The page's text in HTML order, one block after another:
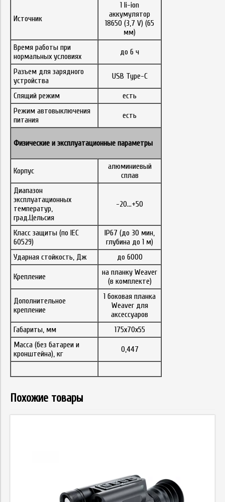
Источник
1 li-ion
аккумулятор
18650 (3,7 V) (65
мм)
Время работы при
нормальных условиях
до 6 ч
Разъем для зарядного
устройства
USB Type-C
Спящий режим
есть
Режим автовыключения
питания
есть
Физические и эксплуатационные параметры
Корпус
алюминиевый
сплав
Диапазон
эксплуатационных
температур,
град.Цельсия
-20...+50
Класс защиты (по IEC
60529)
IP67 (до 30 мин,
глубина до 1 м)
Ударная стойкость, Дж
до 6000
Крепление
на планку Weaver
(в комплекте)
Дополнительное
крепление
1 боковая планка
Weaver для
аксессуаров
Габариты, мм
175x70x55
Масса (без батареи и
кронштейна), кг
0,447
Похожие товары